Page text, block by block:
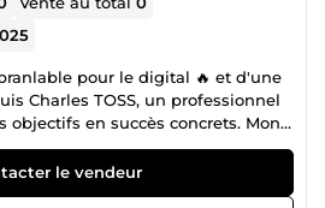
pour le digital 🔥 et d'une
Charles TOSS, un professionnel
objectifs en succès concrets. Mon
réalisations dans divers domaines
eu à cœur d'allier créativité,
ce soit pour optimiser votre
le vendeur